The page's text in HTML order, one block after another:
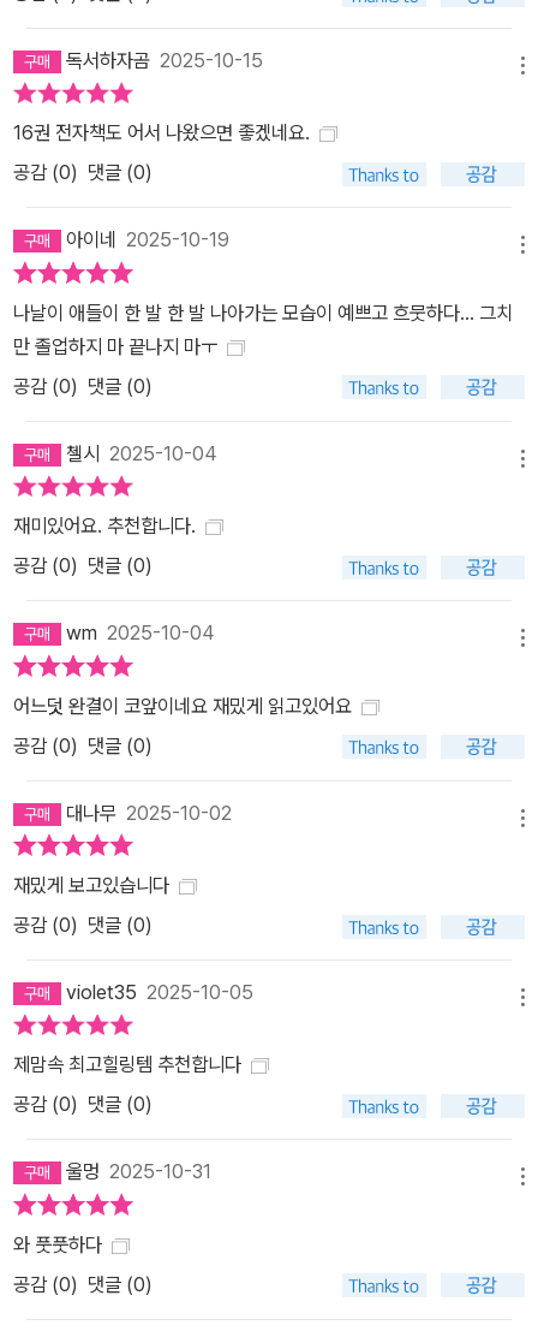
독서하자곰 2025-10-15
16권 전자책도 어서 나왔으면 좋겠네요.
공감 (0) 댓글 (0)
아이네 2025-10-19
나날이 애들이 한 발 한 발 나아가는 모습이 예쁘고 흐뭇하다... 그치
만 졸업하지 마 끝나지 마ㅜ
공감 (0) 댓글 (0)
첼시 2025-10-04
재미있어요. 추천합니다.
공감 (0) 댓글 (0)
wm 2025-10-04
어느덧 완결이 코앞이네요 재밌게 읽고있어요
공감 (0) 댓글 (0)
대나무 2025-10-02
재밌게 보고있습니다
공감 (0) 댓글 (0)
violet35 2025-10-05
제맘속 최고힐링템 추천합니다
공감 (0) 댓글 (0)
울멍 2025-10-31
와 풋풋하다
공감 (0) 댓글 (0)